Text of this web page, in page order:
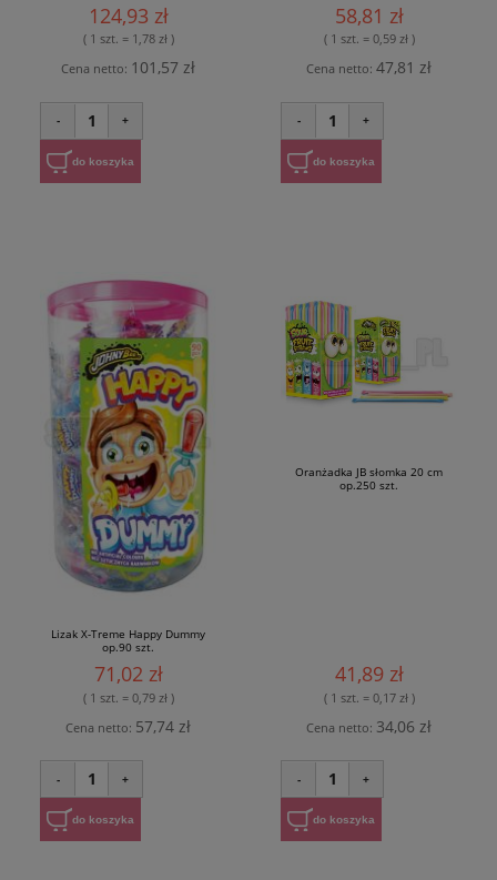
124,93 zł
( 1 szt. = 1,78 zł )
Cena netto: 101,57 zł
- 1 +
do koszyka
58,81 zł
( 1 szt. = 0,59 zł )
Cena netto: 47,81 zł
- 1 +
do koszyka
Lizak X-Treme Happy Dummy
op.90 szt.
71,02 zł
( 1 szt. = 0,79 zł )
Cena netto: 57,74 zł
- 1 +
do koszyka
Oranżadka JB słomka 20 cm
op.250 szt.
41,89 zł
( 1 szt. = 0,17 zł )
Cena netto: 34,06 zł
- 1 +
do koszyka